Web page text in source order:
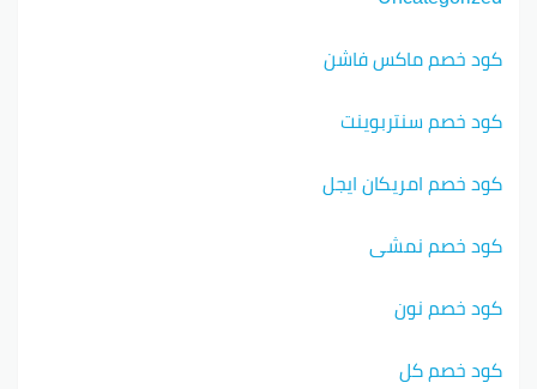
كود خصم ماكس فاشن
كود خصم سنتربوينت
كود خصم امريكان ايجل
كود خصم نمشي
كود خصم نون
كود خصم كل